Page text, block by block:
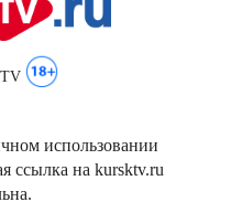
использовании
ссылка на kursktv.ru